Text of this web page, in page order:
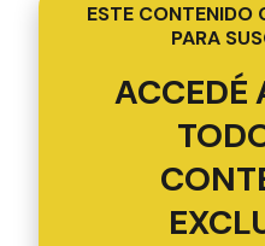
ESTE CONTENIDO
PARA
ACCEDÉ